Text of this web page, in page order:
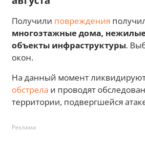
Получили повреждения
многоэтажные дома,
объекты инфраструктуры.
окон.
На данный момент
обстрела и проводят
территории, подвергшейся
Реклама